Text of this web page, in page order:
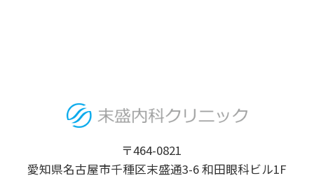
〒464-0821
愛知県名古屋市千種区末盛通3-6 和田眼科ビル1F